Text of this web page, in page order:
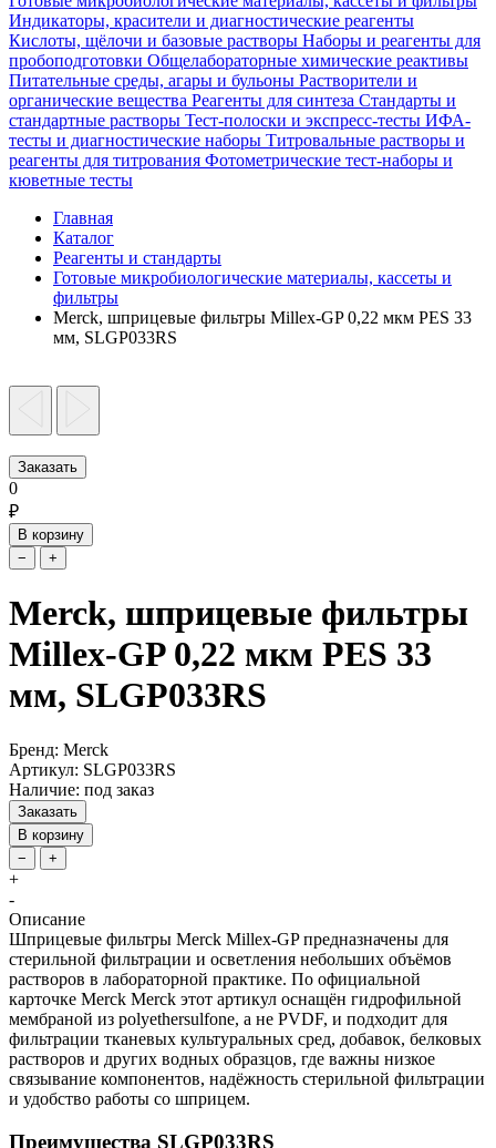
Индикаторы, красители и диагностические реагенты
Кислоты, щёлочи и базовые растворы Наборы и реагенты для
пробоподготовки Общелабораторные химические реактивы
Питательные среды, агары и бульоны Растворители и
органические вещества Реагенты для синтеза Стандарты и
стандартные растворы Тест-полоски и экспресс-тесты ИФА-
тесты и диагностические наборы Титровальные растворы и
реагенты для титрования Фотометрические тест-наборы и
кюветные тесты
Главная
Каталог
Реагенты и стандарты
Готовые микробиологические материалы, кассеты и
фильтры
Merck, шприцевые фильтры Millex-GP 0,22 мкм PES 33
мм, SLGP033RS
Заказать
0
₽
В корзину
−
+
Merck, шприцевые фильтры
Millex-GP 0,22 мкм PES 33
мм, SLGP033RS
Бренд: Merck
Артикул: SLGP033RS
Наличие: под заказ
Заказать
В корзину
−
+
+
-
Описание
Шприцевые фильтры Merck Millex-GP предназначены для
стерильной фильтрации и осветления небольших объёмов
растворов в лабораторной практике. По официальной
карточке Merck Merck этот артикул оснащён гидрофильной
мембраной из polyethersulfone, а не PVDF, и подходит для
фильтрации тканевых культуральных сред, добавок, белковых
растворов и других водных образцов, где важны низкое
связывание компонентов, надёжность стерильной фильтрации
и удобство работы со шприцем.
Преимущества SLGP033RS